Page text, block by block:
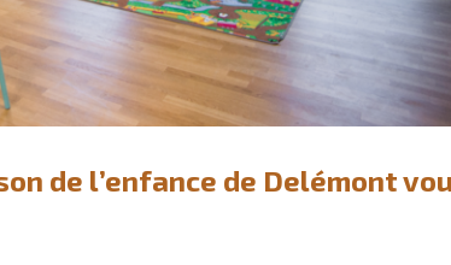
de l’enfance de Delémont